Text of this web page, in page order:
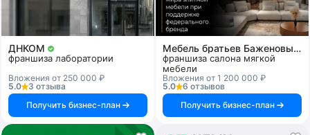
ДНКОМ
франшиза лаборатории
Вложения от 250 000 ₽
5.0
3 отзыва
Получить бизнес-план
Мебель братьев Баженовых
франшиза салона мягкой
мебели
Вложения от 1 200 000 ₽
5.0
6 отзывов
Получить бизнес-план